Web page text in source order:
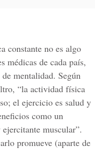
constante no es algo
médicas de cada país,
mentalidad. Según
“la actividad física
el ejercicio es salud y
como un
muscular”.
promueve (aparte de